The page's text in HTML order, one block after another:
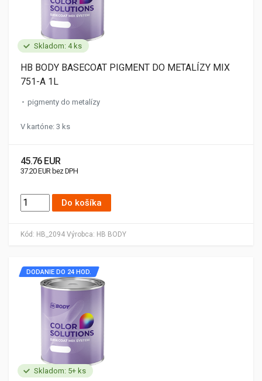
Skladom: 4 ks
Kód: HB_2094 Výrobca: HB BODY
HB BODY BASECOAT PIGMENT DO METALÍZY MIX
751-A 1L
pigmenty do metalízy
V kartóne: 3 ks
45.76 EUR
37.20 EUR bez DPH
Do košíka
Skladom: 5+ ks
DODANIE DO 24 HOD.